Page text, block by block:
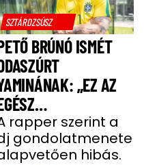
SZTÁRDZSÚSZ
BRÚNÓ ISMÉT
„EZ AZ
rapper szerint a
gondolatmenete
hibás.